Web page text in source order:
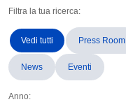
Filtra la tua ricerca:
Vedi tutti Press Room
News Eventi
Anno: